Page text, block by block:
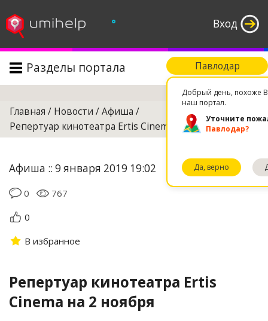
Вход
°
Павлодар
Добрый день, похоже
наш портал.
Уточните
Павлодар?
Да, верно
Разделы портала Поиск
Главная / Новости /Афиша /
Репертуар кинотеатра Ertis Cinemа на 2 ноября
Афиша :: 9 января 2019 19:02
0
767
0
В избранное
Репертуар кинотеатра Ertis
Cinemа на 2 ноября